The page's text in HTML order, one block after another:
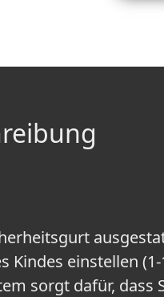
einstellen (1-
sorgt dafür, dass